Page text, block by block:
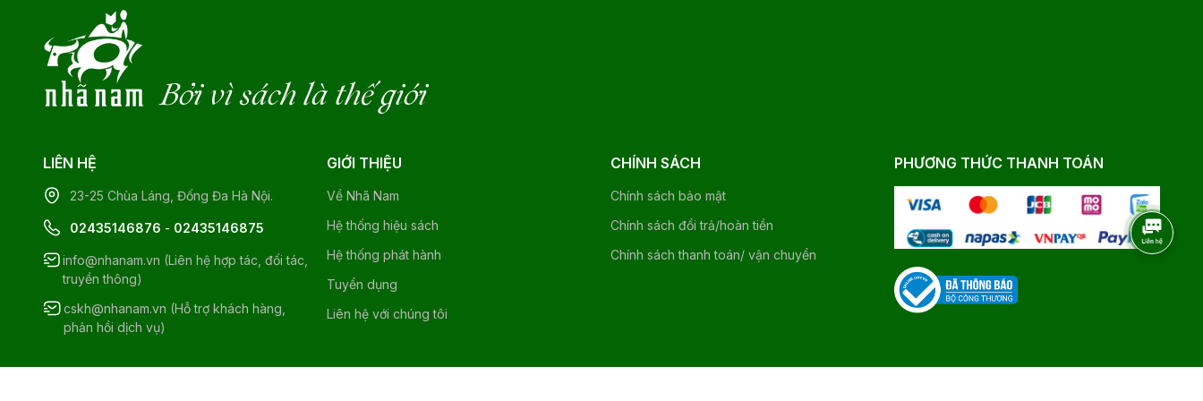
Bởi vì sách là thế giới
LIÊN HỆ
23-25 Chùa Láng, Đống Đa Hà Nội.
02435146876 - 02435146875
info@nhanam.vn (Liên hệ hợp tác, đối tác,
truyền thông)
cskh@nhanam.vn (Hỗ trợ khách hàng,
phản hồi dịch vụ)
GIỚI THIỆU
Về Nhã Nam
Hệ thống hiệu sách
Hệ thống phát hành
Tuyển dụng
Liên hệ với chúng tôi
CHÍNH SÁCH
Chính sách bảo mật
Chính sách đổi trả/hoàn tiền
Chính sách thanh toán/ vận chuyển
PHƯƠNG THỨC THANH TOÁN